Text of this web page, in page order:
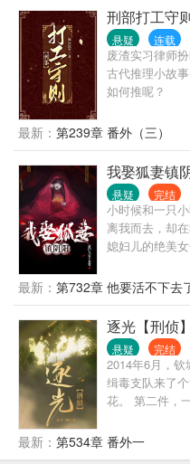
刑部打工守
悬疑 连载
废渣实习律师
古代推理小故
如何推呢？
最新： 第239章 番外（三）
我娶狐妻镇
悬疑 完结
小时候和一只
离我而去，却
媳妇儿的绝美
最新： 第732章 他要活不下去
逐光【刑侦】
悬疑 完结
2014年6月，钦
缉毒支队来了
花。 第二件，
了两件大事。
他想追一
最新： 第534章 番外一